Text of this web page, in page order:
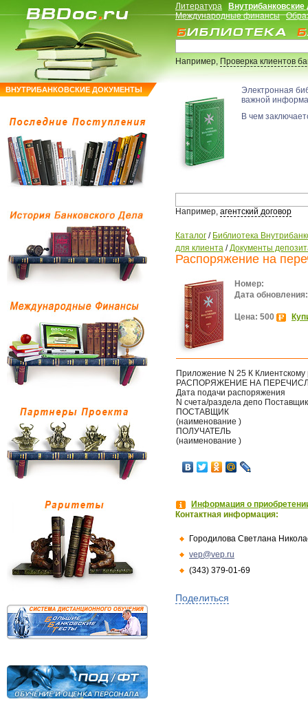
ВНУТРИБАНКОВСКИЕ ДОКУМЕНТЫ
Литература
Международные финансы
Например,Проверка клиентов
Электронная
важной
В чем
Например, агентский договор
Каталог / Библиотека
для клиента /Документы
Распоряжение на
Номер:
Дата обновления:
Цена: 500
Приложение N 25 К
РАСПОРЯЖЕНИЕ НА
Дата подачи распоряжения
N счета/раздела депо
ПОСТАВЩИК
(наименование )
ПОЛУЧАТЕЛЬ
(наименование )
Информация о
Контактная информация:
Городилова Светлана
vep@vep.ru
(343) 379-01-69
Поделиться